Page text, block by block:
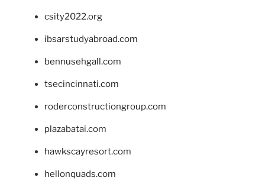
csity2022.org
ibsarstudyabroad.com
bennusehgall.com
tsecincinnati.com
roderconstructiongroup.com
plazabatai.com
hawkscayresort.com
hellonquads.com